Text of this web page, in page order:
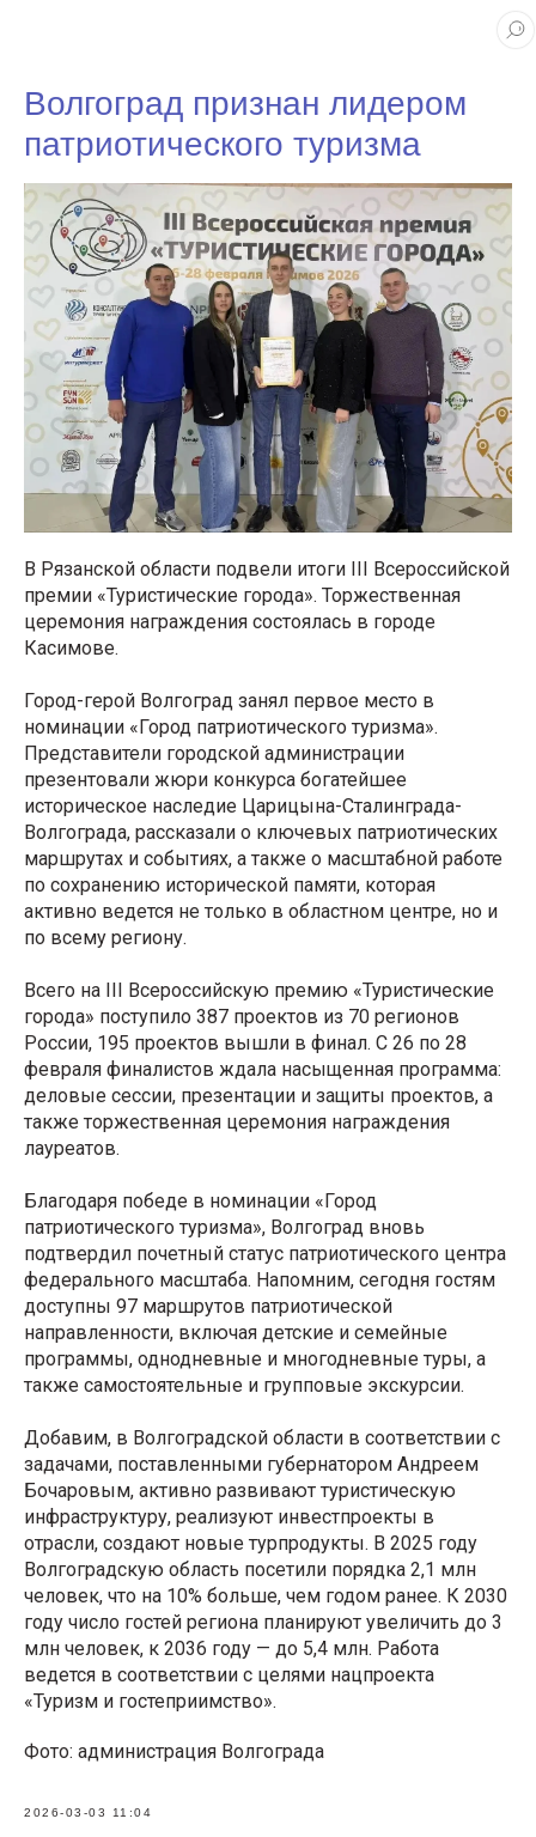
Волгоград признан лидером
патриотического туризма
В Рязанской области подвели итоги III Всероссийской
премии «Туристические города». Торжественная
церемония награждения состоялась в городе
Касимове.
Город-герой Волгоград занял первое место в
номинации «Город патриотического туризма».
Представители городской администрации
презентовали жюри конкурса богатейшее
историческое наследие Царицына-Сталинграда-
Волгограда, рассказали о ключевых патриотических
маршрутах и событиях, а также о масштабной работе
по сохранению исторической памяти, которая
активно ведется не только в областном центре, но и
по всему региону.
Всего на III Всероссийскую премию «Туристические
города» поступило 387 проектов из 70 регионов
России, 195 проектов вышли в финал. С 26 по 28
февраля финалистов ждала насыщенная программа:
деловые сессии, презентации и защиты проектов, а
также торжественная церемония награждения
лауреатов.
Благодаря победе в номинации «Город
патриотического туризма», Волгоград вновь
подтвердил почетный статус патриотического центра
федерального масштаба. Напомним, сегодня гостям
доступны 97 маршрутов патриотической
направленности, включая детские и семейные
программы, однодневные и многодневные туры, а
также самостоятельные и групповые экскурсии.
Добавим, в Волгоградской области в соответствии с
задачами, поставленными губернатором Андреем
Бочаровым, активно развивают туристическую
инфраструктуру, реализуют инвестпроекты в
отрасли, создают новые турпродукты. В 2025 году
Волгоградскую область посетили порядка 2,1 млн
человек, что на 10% больше, чем годом ранее. К 2030
году число гостей региона планируют увеличить до 3
млн человек, к 2036 году — до 5,4 млн. Работа
ведется в соответствии с целями нацпроекта
«Туризм и гостеприимство».
Фото: администрация Волгограда
2026-03-03 11:04